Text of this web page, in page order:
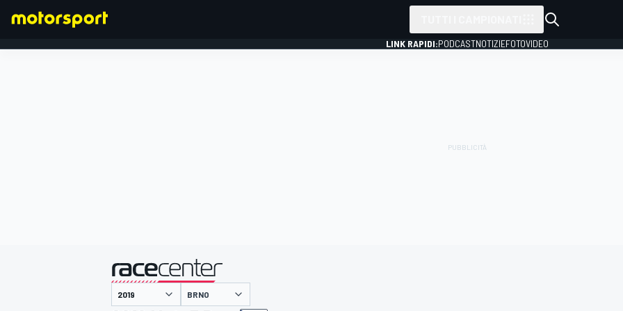
LINK RAPIDI:PODCASTNOTIZIEFOTOVIDEO
presentato da
BRNO